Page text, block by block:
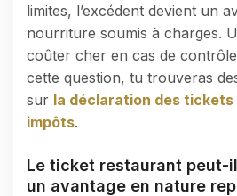
limites, l’excédent devient un
nourriture soumis à charges.
coûter cher en cas de
cette question, tu trouveras
sur la déclaration des
impôts.
Le ticket restaurant peut-
un avantage en nature